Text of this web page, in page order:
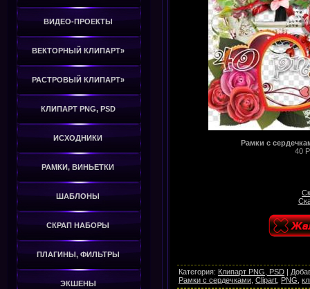
ВИДЕО-ПРОЕКТЫ
ВЕКТОРНЫЙ КЛИПАРТ»
РАСТРОВЫЙ КЛИПАРТ»
КЛИПАРТ PNG, PSD
ИСХОДНИКИ
РАМКИ, ВИНЬЕТКИ
ШАБЛОНЫ
СКРАП НАБОРЫ
ПЛАГИНЫ, ФИЛЬТРЫ
ЭКШЕНЫ
Рамки с
40
Категория: Клипарт PNG, PSD |
Рамки с сердечками Clipart PNG